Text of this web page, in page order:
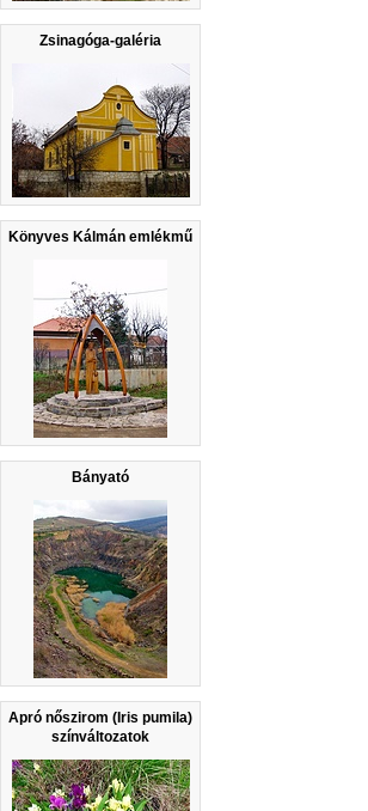
Zsinagóga-galéria
Könyves Kálmán emlékmű
Bányató
Apró nőszirom (Iris pumila)
színváltozatok